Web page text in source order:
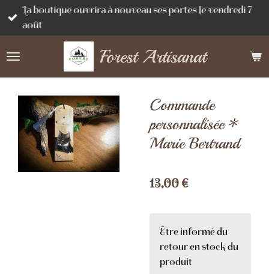
Passer
principal
Forest Artisanat
La boutique ouvrira à nouveau ses portes le vendredi 7
août
Commande
personnalisée *
Marie Bertrand
13,00 €
Être informé du
retour en stock du
produit